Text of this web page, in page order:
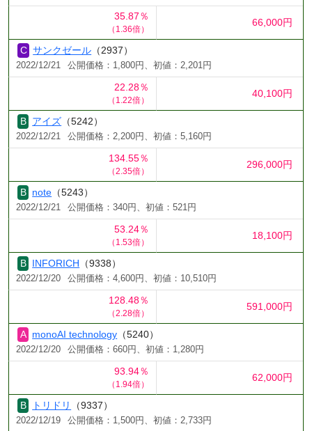
35.87％
（1.36倍）
66,000円
サンクゼール （2937）
2022/12/21 公開価格：1,800円、初値：2,201円
22.28％
（1.22倍）
40,100円
アイズ （5242）
2022/12/21 公開価格：2,200円、初値：5,160円
134.55％
（2.35倍）
296,000円
note （5243）
2022/12/21 公開価格：340円、初値：521円
53.24％
（1.53倍）
18,100円
INFORICH （9338）
2022/12/20 公開価格：4,600円、初値：10,510円
128.48％
（2.28倍）
591,000円
monoAI technology （5240）
2022/12/20 公開価格：660円、初値：1,280円
93.94％
（1.94倍）
62,000円
トリドリ （9337）
2022/12/19 公開価格：1,500円、初値：2,733円